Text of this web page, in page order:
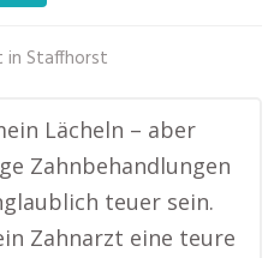
in Staffhorst
Lächeln – aber
Zahnbehandlungen
teuer sein.
Zahnarzt eine teure